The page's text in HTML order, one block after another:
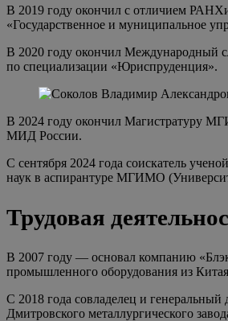
В 2019 году окончил с отличием
«Государственное и муниципальное
В 2020 году окончил Международный
по специализации «Юриспруденция».
В 2024 году окончил Магистратуру
МИД России.
С сентября 2024 года соискатель
наук в аспирантуре МГИМО
Трудовая
В 2007 году — основал компанию
промышленного оборудования из
С 2018 года совладелец и генеральный
Дмитровского металлургического